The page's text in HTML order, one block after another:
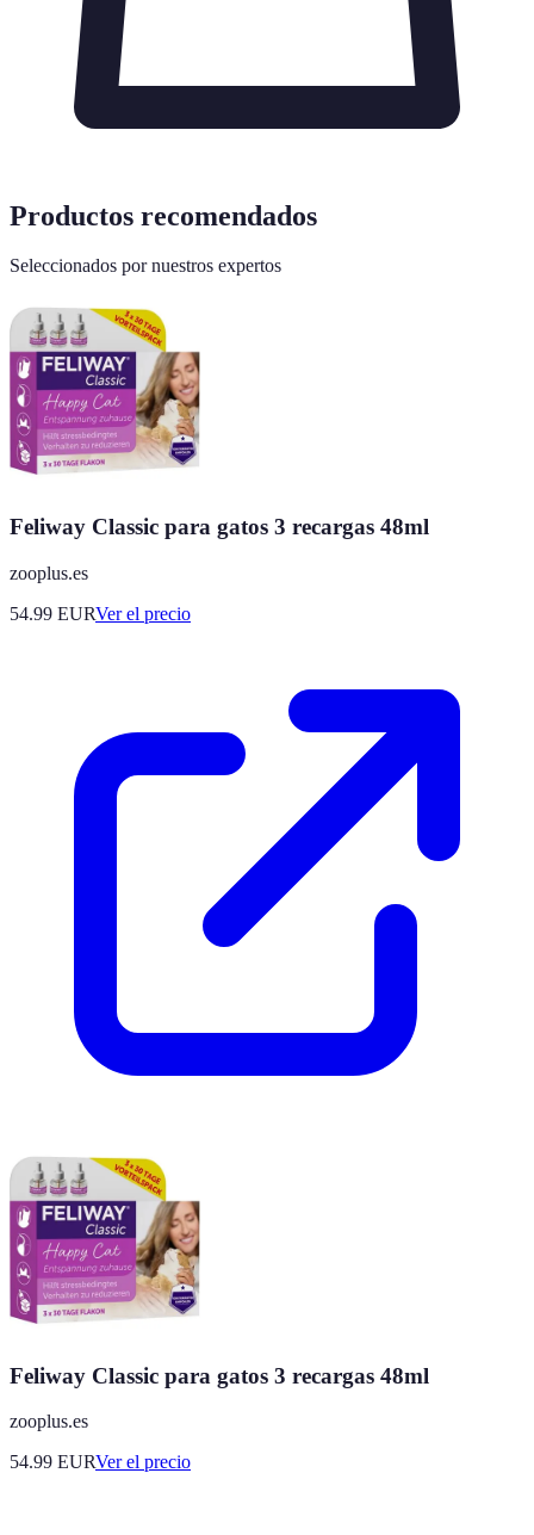
Productos recomendados
Seleccionados por nuestros expertos
Feliway Classic para gatos 3 recargas 48ml
zooplus.es
54.99 EURVer el precio
Feliway Classic para gatos 3 recargas 48ml
zooplus.es
54.99 EURVer el precio